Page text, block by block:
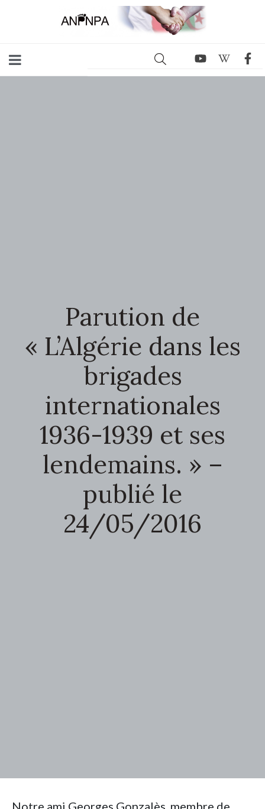
Parution de
« L’Algérie dans les
brigades
internationales
1936-1939 et ses
lendemains. » –
publié le
24/05/2016